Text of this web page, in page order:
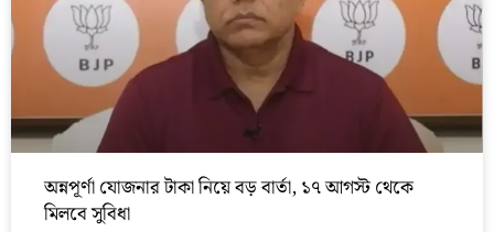
অন্নপূর্ণা যোজনার টাকা নিয়ে বড় বার্তা, ১৭ আগস্ট থেকে
মিলবে সুবিধা